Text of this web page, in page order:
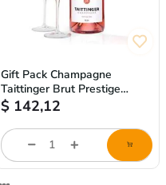
Gift Pack Champagne
Taittinger Brut Prestige
Rose + 2 copas
$ 142,12
Cantidad
producto